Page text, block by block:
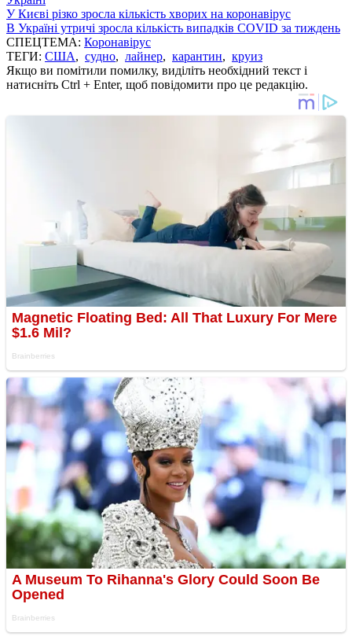
У Києві різко зросла кількість хворих на коронавірус
В Україні утричі зросла кількість випадків COVID за тиждень
СПЕЦТЕМА: Коронавірус
ТЕГИ: США, судно, лайнер, карантин, круиз
Якщо ви помітили помилку, виділіть необхідний текст і
натисніть Ctrl + Enter, щоб повідомити про це редакцію.